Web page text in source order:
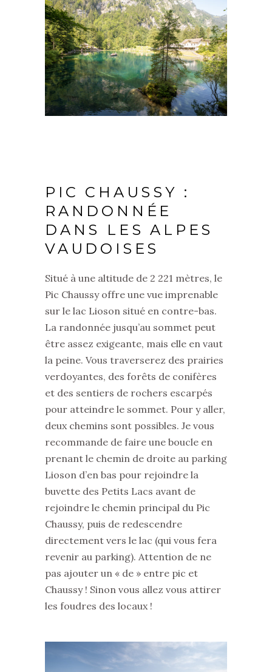
PIC CHAUSSY :
RANDONNÉE
DANS LES ALPES
VAUDOISES
Situé à une altitude de 2 221 mètres, le
Pic Chaussy offre une vue imprenable
sur le lac Lioson situé en contre-bas.
La randonnée jusqu’au sommet peut
être assez exigeante, mais elle en vaut
la peine. Vous traverserez des prairies
verdoyantes, des forêts de conifères
et des sentiers de rochers escarpés
pour atteindre le sommet. Pour y aller,
deux chemins sont possibles. Je vous
recommande de faire une boucle en
prenant le chemin de droite au parking
Lioson d’en bas pour rejoindre la
buvette des Petits Lacs avant de
rejoindre le chemin principal du Pic
Chaussy, puis de redescendre
directement vers le lac (qui vous fera
revenir au parking). Attention de ne
pas ajouter un « de » entre pic et
Chaussy ! Sinon vous allez vous attirer
les foudres des locaux !